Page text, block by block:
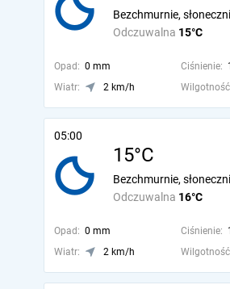
Odczuwalna 15°C
Bezchmurnie,
Opad: 0 mm Ciśnienie:
Wiatr:
2 km/h
05:00
15°C
Odczuwalna 16°C
Bezchmurnie,
Opad: 0 mm Ciśnienie:
Wiatr:
2 km/h